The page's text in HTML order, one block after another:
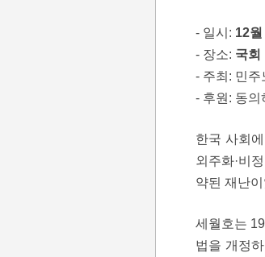
- 일시: 12
- 장소: 국회
- 주최: 민주
- 후원: 동의
한국 사회
외주화·비
약된 재난
세월호는
법을 개정